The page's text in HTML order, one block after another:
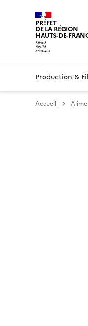
PRÉFET
DE LA RÉGION
HAUTS-DE-
Production &
Accueil